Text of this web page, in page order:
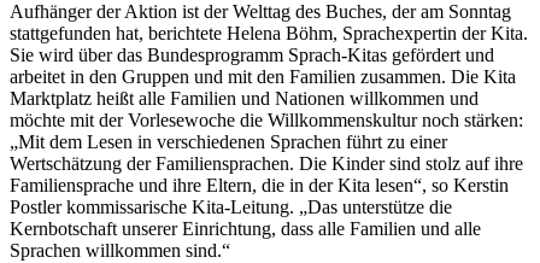
Aufhänger der Aktion ist der Welttag des Buches, der am Sonntag
stattgefunden hat, berichtete Helena Böhm, Sprachexpertin der Kita.
Sie wird über das Bundesprogramm Sprach-Kitas gefördert und
arbeitet in den Gruppen und mit den Familien zusammen. Die Kita
Marktplatz heißt alle Familien und Nationen willkommen und
möchte mit der Vorlesewoche die Willkommenskultur noch stärken:
„Mit dem Lesen in verschiedenen Sprachen führt zu einer
Wertschätzung der Familiensprachen. Die Kinder sind stolz auf ihre
Familiensprache und ihre Eltern, die in der Kita lesen“, so Kerstin
Postler kommissarische Kita-Leitung. „Das unterstütze die
Kernbotschaft unserer Einrichtung, dass alle Familien und alle
Sprachen willkommen sind.“